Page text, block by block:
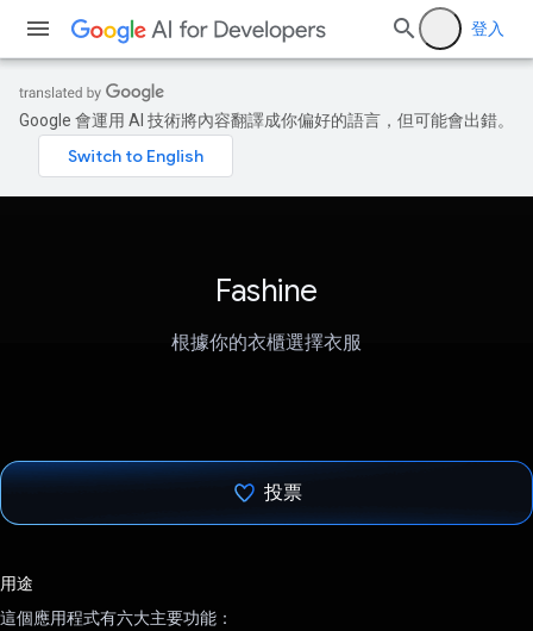
登入
Google 會運用 AI 技術將內容翻譯成你偏好的語言，但可能會出錯。
Fashine
根據你的衣櫃選擇衣服
投票
用途
這個應用程式有六大主要功能：